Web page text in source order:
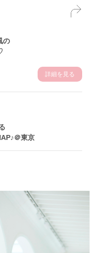
の
詳細を見る
＠東京